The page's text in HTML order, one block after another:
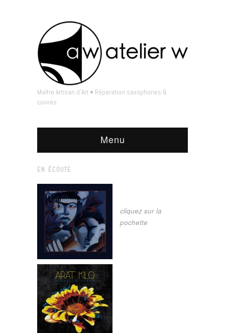
Maître Artisan d'Art • Réparation saxophones &
cuivres
Menu
EN ÉCOUTE
cliquez sur la
pochette